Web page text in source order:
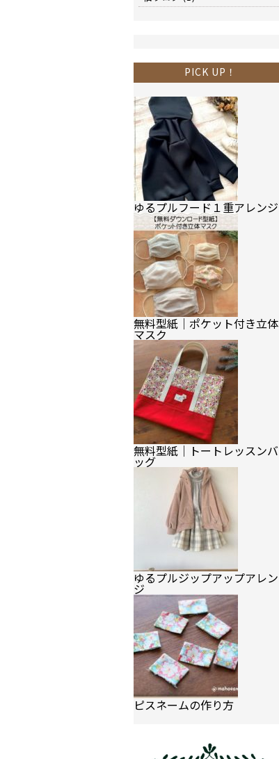
PICK UP！
ゆるプルフード１重アレンジ
無料型紙｜ポケット付き立体
マスク
無料型紙｜トートレッスンバ
ッグ
ゆるプルジップアップアレン
ジ
ピスネームの作り方